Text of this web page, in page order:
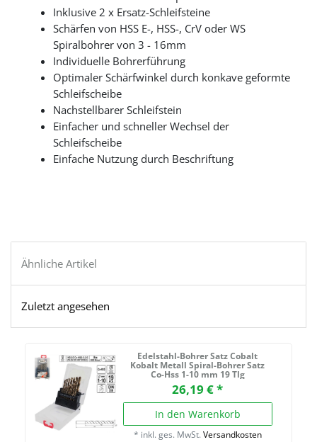
Inklusive 2 x Ersatz-Schleifsteine
Schärfen von HSS E-, HSS-, CrV oder WS
Spiralbohrer von 3 - 16mm
Individuelle Bohrerführung
Optimaler Schärfwinkel durch konkave geformte
Schleifscheibe
Nachstellbarer Schleifstein
Einfacher und schneller Wechsel der
Schleifscheibe
Einfache Nutzung durch Beschriftung
Ähnliche Artikel
Zuletzt angesehen
Edelstahl-Bohrer Satz Cobalt
Kobalt Metall Spiral-Bohrer Satz
Co-Hss 1-10 mm 19 Tlg
26,19 € *
In den Warenkorb
* inkl. ges. MwSt. Versandkosten